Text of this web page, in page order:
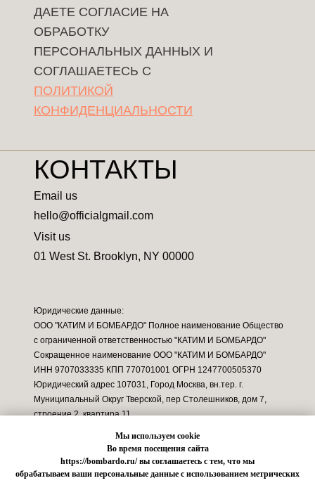
Мы используем cookie
Во время посещения сайта
https://bombardo.ru/ вы соглашаетесь с тем, что мы
обрабатываем ваши персональные данные с использованием метрических
ДАЕТЕ СОГЛАСИЕ НА
ОБРАБОТКУ
ПЕРСОНАЛЬНЫХ ДАННЫХ И
СОГЛАШАЕТЕСЬ C
ПОЛИТИКОЙ
КОНФИДЕНЦИАЛЬНОСТИ
КОНТАКТЫ
Email us
hello@officialgmail.com
Visit us
01 West St. Brooklyn, NY 00000
Юридические данные:
ООО "КАТИМ И БОМБАРДО" Полное наименование Общество
с ограниченной ответственностью "КАТИМ И БОМБАРДО"
Сокращенное наименование ООО "КАТИМ И БОМБАРДО"
ИНН 9707033335 КПП 770701001 ОГРН 1247700505370
Юридический адрес 107031, Город Москва, вн.тер. г.
Муниципальный Округ Тверской, пер Столешников, дом 7,
строение 2, квартира 11